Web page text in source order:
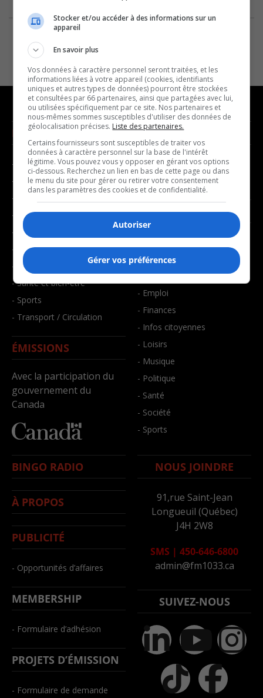
NOUVELLES
- Affaires municipales
- Communauté / Social
- Culture
- Économie
- Éducation
- Environnement
- Faits divers
- Santé et bien-être
- Sports
- Transport / Circulation
ÉMISSIONS
Avec la participation du
gouvernement du
Canada
MUSIQUE
- Décompte franco
- Joué récemment
BALADOS
- Art de vivre
- Bien-être
- Emploi
- Finances
- Infos citoyennes
- Loisirs
- Musique
- Politique
- Santé
- Société
- Sports
BINGO RADIO
À PROPOS
PUBLICITÉ
- Opportunités d’affaires
MEMBERSHIP
- Formulaire d’adhésion
PROJETS D’ÉMISSION
- Formulaire de demande
NOUS JOINDRE
91,rue Saint-Jean
Longueuil (Québec)
J4H 2W8
SMS | 450-646-6800
admin@fm1033.ca
SUIVEZ-NOUS
Stocker et/ou accéder à des informations sur un
appareil
En savoir plus
Vos données à caractère personnel seront traitées, et les
informations liées à votre appareil (cookies, identifiants
uniques et autres types de données) pourront être stockées
et consultées par 66 partenaires, ainsi que partagées avec lui,
ou utilisées spécifiquement par ce site. Nos partenaires et
nous-mêmes sommes susceptibles d'utiliser des données de
géolocalisation précises. Liste des partenaires.
Certains fournisseurs sont susceptibles de traiter vos
données à caractère personnel sur la base de l'intérêt
légitime. Vous pouvez vous y opposer en gérant vos options
ci-dessous. Recherchez un lien en bas de cette page ou dans
le menu du site pour gérer ou retirer votre consentement
dans les paramètres des cookies et de confidentialité.
Autoriser
Gérer vos préférences